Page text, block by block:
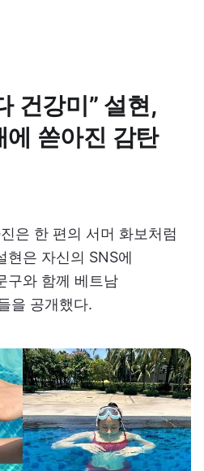
건강미” 설현,
에 쏟아진 감탄
은 한 편의 서머 화보처럼
현은 자신의 SNS에
구와 함께 베트남
을 공개했다.